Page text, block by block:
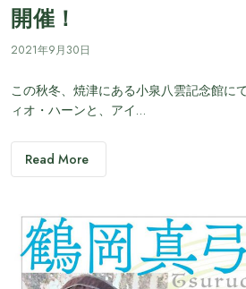
開催！
2021年9月30日
この秋冬、焼津にある小泉八雲記念館に
ィオ・ハーンと、アイ…
Read More